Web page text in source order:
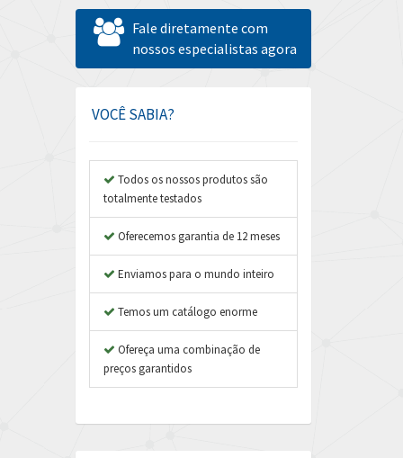
Allen West
Amperite
3,324
Amplicon Liveline
Apex Dynamics
3,264
Asco Numatics
Atos
4,205
Autonics
4,627
Aventics
B&R
4,795
Baldor
Balluff
3,438
Fale diretamente com
nossos especialistas agora
VOCÊ SABIA?
Todos os nossos produtos são
totalmente testados
Oferecemos garantia de 12 meses
Enviamos para o mundo inteiro
Temos um catálogo enorme
Ofereça uma combinação de
preços garantidos